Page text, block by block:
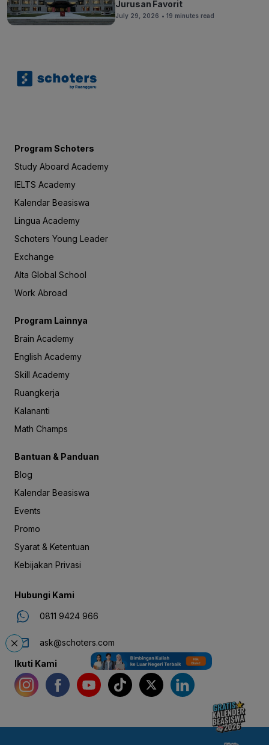
Jurusan Favorit
July 29, 2026 • 19 minutes read
Program Schoters
Study Aboard Academy
IELTS Academy
Kalendar Beasiswa
Lingua Academy
Schoters Young Leader
Exchange
Alta Global School
Work Abroad
Program Lainnya
Brain Academy
English Academy
Skill Academy
Ruangkerja
Kalananti
Math Champs
Bantuan & Panduan
Blog
Kalendar Beasiswa
Events
Promo
Syarat & Ketentuan
Kebijakan Privasi
Hubungi Kami
0811 9424 966
ask@schoters.com
Ikuti Kami